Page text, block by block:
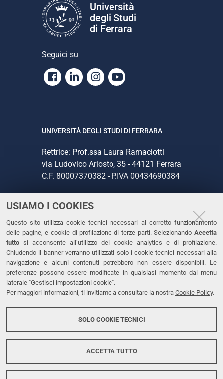
USIAMO I COOKIES
Questo sito utilizza cookie tecnici necessari al corretto funzionamento
delle pagine, e cookie di profilazione di terze parti. Selezionando Accetta
tutto si acconsente all’utilizzo dei cookie analytics e di profilazione.
Chiudendo il banner verranno utilizzati solo i cookie tecnici necessari alla
navigazione e alcuni contenuti potrebbero non essere disponibili. Le
preferenze possono essere modificate in qualsiasi momento dal menu
laterale "Gestisci impostazioni cookie".
Per maggiori informazioni, ti invitiamo a consultare la nostra Cookie Policy.
SOLO COOKIE TECNICI
ACCETTA TUTTO
Università
degli Studi
di Ferrara
Seguici su
Facebook
LinkedinInstagram
Youtube
UNIVERSITÀ DEGLI STUDI DI FERRARA
Rettrice: Prof.ssa Laura Ramaciotti
via Ludovico Ariosto, 35 - 44121 Ferrara
C.F. 80007370382 - P.IVA 00434690384
CONTATTI
Tel. +39 0532 293111
Fax. +39 0532 293031
PEC
LINKS
Dichiarazione di accessibilità
Protezione dati personali